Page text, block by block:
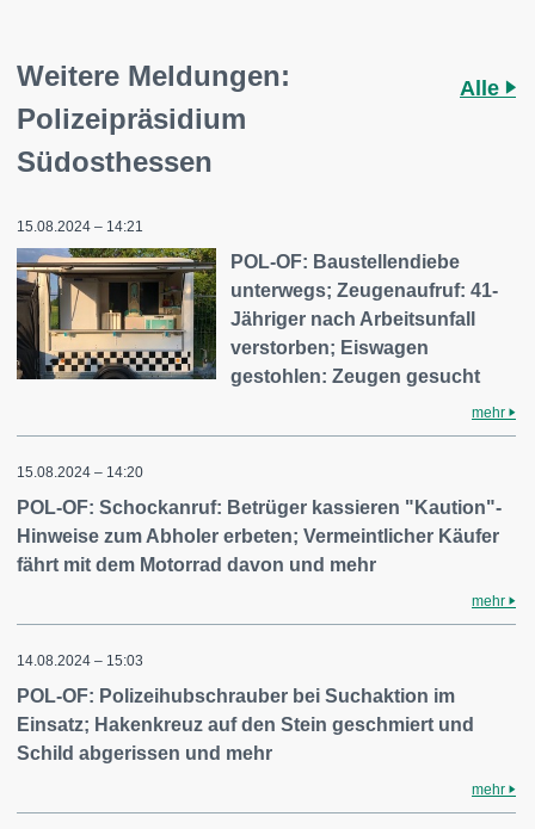
Weitere Meldungen:
Polizeipräsidium
Südosthessen
Alle
15.08.2024 – 14:21
POL-OF: Baustellendiebe
unterwegs; Zeugenaufruf: 41-
Jähriger nach Arbeitsunfall
verstorben; Eiswagen
gestohlen: Zeugen gesucht
mehr
15.08.2024 – 14:20
POL-OF: Schockanruf: Betrüger kassieren "Kaution"-
Hinweise zum Abholer erbeten; Vermeintlicher Käufer
fährt mit dem Motorrad davon und mehr
mehr
14.08.2024 – 15:03
POL-OF: Polizeihubschrauber bei Suchaktion im
Einsatz; Hakenkreuz auf den Stein geschmiert und
Schild abgerissen und mehr
mehr